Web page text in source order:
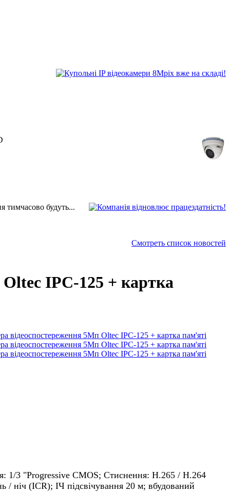
тимчасово будуть...
Смотреть список новостей
IPC-125 + картка
1/3 "Progressive CMOS; Стиснення: Н.265 / H.264
ніч (ICR); ІЧ підсвічування 20 м; вбудований